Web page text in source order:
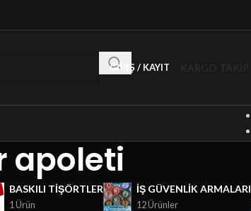
GIRIŞ / KAYIT KARGO TAKİP
apoleti
BASKILI TIŞÖRTLER
1 Ürün
İŞ GÜVENLIK ARMALARI
12 Ürünler